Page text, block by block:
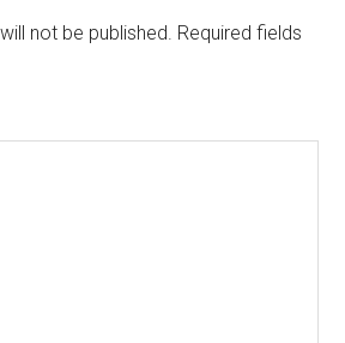
not be published. Required fields